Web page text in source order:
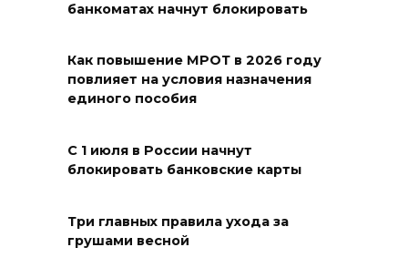
08 августа 2026 13:19
Юрий Слюсарь поздравил
жителей Ростовской области
с Днем физкультурника
Новороссийске
банкоматах начнут блокировать
Как повышение МРОТ в 2026 году
повлияет на условия назначения
единого пособия
С 1 июля в России начнут
блокировать банковские карты
Три главных правила ухода за
грушами весной